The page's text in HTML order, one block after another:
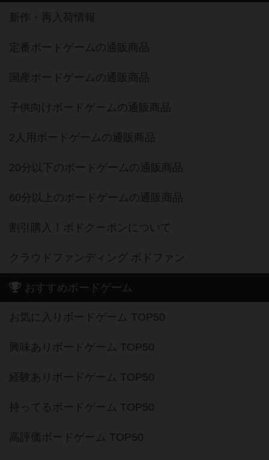
新作・再入荷情報
定番ボードゲームの通販商品
国産ボードゲームの通販商品
子供向けボードゲームの通販商品
2人用ボードゲームの通販商品
20分以下のボードゲームの通販商品
60分以上のボードゲームの通販商品
割引購入！ボドクーポンについて
クラウドファンディング ボドファン
おすすめボードゲーム
お気に入りボードゲーム TOP50
興味ありボードゲーム TOP50
経験ありボードゲーム TOP50
持ってるボードゲーム TOP50
高評価ボードゲーム TOP50